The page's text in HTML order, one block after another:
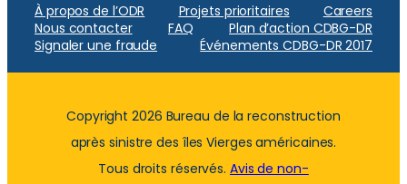
À propos de l’ODR Projets prioritaires
Careers
Nous contacter
FAQ
Plan d’action CDBG-DR
Signaler une fraude
Événements CDBG-DR 2017
Copyright 2026 Bureau de la reconstruction
après sinistre des îles Vierges américaines.
Tous droits réservés. Avis de non-